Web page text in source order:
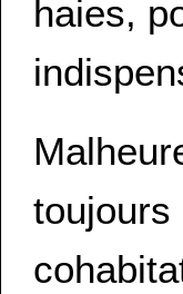
haies,
toujours